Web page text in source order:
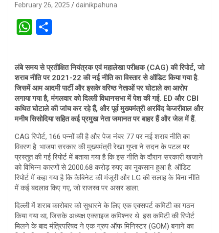
February 26, 2025 dainikpahuna
W
at
s
A
p
p
ar
e
लंबे समय से प्रतीक्षित नियंत्रक एवं महालेखा परीक्षक (CAG) की रिपोर्ट, जो
शराब नीति पर 2021-22 की नई नीति का विस्तार से ऑडिट किया गया है.
जिसमें आम आदमी पार्टी और इसके वरिष्ठ नेताओं पर घोटाले का आरोप
लगाया गया है, मंगलवार को दिल्ली विधानसभा में पेश की गई. ED और CBI
कथित घोटाले की जांच कर रहे हैं, और पूर्व मुख्यमंत्री अरविंद केजरीवाल और
मनीष सिसोदिया सहित कई प्रमुख नेता जमानत पर बाहर हैं और जेल में हैं.
CAG रिपोर्ट, 166 पन्नों की है और पेज नंबर 77 पर नई शराब नीति का
विवरण है. भाजपा सरकार की मुख्यमंत्री रेखा गुप्ता ने सदन के पटल पर
प्रस्तुत की गई रिपोर्ट में बताया गया है कि इस नीति के दौरान सरकारी खजाने
को विभिन्न कारणों से 2000.68 करोड़ रुपए का नुकसान हुआ है. ऑडिट
रिपोर्ट में कहा गया है कि कैबिनेट की मंजूरी और LG की सलाह के बिना नीति
में कई बदलाव किए गए, जो राजस्व पर असर डाला.
दिल्ली में शराब कारोबार को सुधारने के लिए एक एक्सपर्ट कमिटी का गठन
किया गया था, जिसके अध्यक्ष एक्साइज कमिश्नर थे. इस कमिटी की रिपोर्ट
मिलने के बाद मंत्रिपरिषद ने एक ग्रुप ऑफ मिनिस्टर (GOM) बनाने का